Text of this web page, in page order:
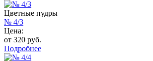
Цветные пудры
№ 4/3
Цена:
от 320 руб.
Подробнее